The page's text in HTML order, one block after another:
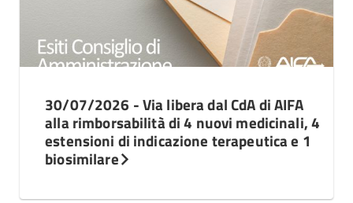
30/07/2026 - Via libera dal CdA di AIFA
alla rimborsabilità di 4 nuovi medicinali, 4
estensioni di indicazione terapeutica e 1
biosimilare